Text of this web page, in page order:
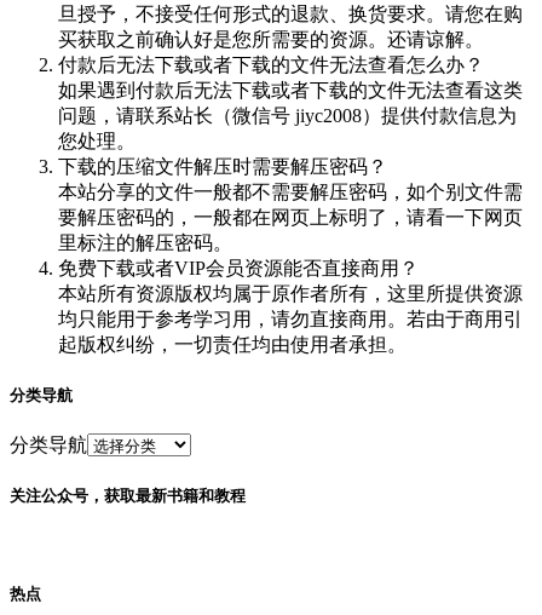
旦授予，不接受任何形式的退款、换货要求。请您在购
买获取之前确认好是您所需要的资源。还请谅解。
付款后无法下载或者下载的文件无法查看怎么办？
如果遇到付款后无法下载或者下载的文件无法查看这类
问题，请联系站长（微信号 jiyc2008）提供付款信息为
您处理。
下载的压缩文件解压时需要解压密码？
本站分享的文件一般都不需要解压密码，如个别文件需
要解压密码的，一般都在网页上标明了，请看一下网页
里标注的解压密码。
免费下载或者VIP会员资源能否直接商用？
本站所有资源版权均属于原作者所有，这里所提供资源
均只能用于参考学习用，请勿直接商用。若由于商用引
起版权纠纷，一切责任均由使用者承担。
分类导航
分类导航
关注公众号，获取最新书籍和教程
热点